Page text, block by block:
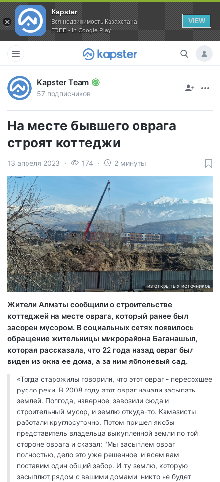
Kapster
Вся недвижимость Казахстана
FREE - In Google Play
VIEW
Kapster Team
57 подписчиков
На месте бывшего оврага
строят коттеджи
13 апреля 2023 174 2 минуты
из открытых источников
Жители Алматы сообщили о строительстве
коттеджей на месте оврага, который ранее был
засорен мусором. В социальных сетях появилось
обращение жительницы микрорайона Баганашыл,
которая рассказала, что 22 года назад овраг был
виден из окна ее дома, а за ним яблоневый сад.
«Тогда старожилы говорили, что этот овраг - пересохшее
русло реки. В 2008 году этот овраг начали засыпать
землей. Полгода, наверное, завозили сюда и
строительный мусор, и землю откуда-то. Камазисты
работали круглосуточно. Потом пришел якобы
представитель владельца выкупленной земли по той
стороне оврага и сказал: "Мы засыплем овраг
полностью, дело это уже решенное, и всем вам
поставим один общий забор. И ту землю, которую
засыплют рядом с вашими домами, никто не будет